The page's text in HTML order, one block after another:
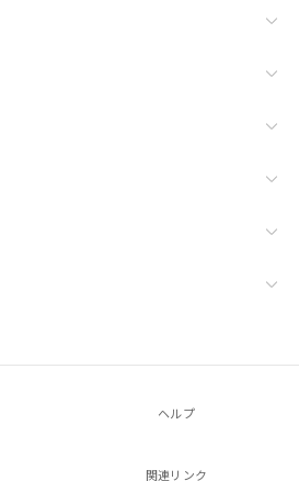
ヘルプ
関連リンク